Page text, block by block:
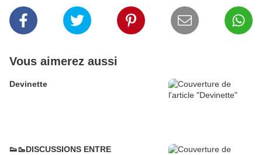
Vous aimerez aussi
Devinette
👟🥾DISCUSSIONS ENTRE